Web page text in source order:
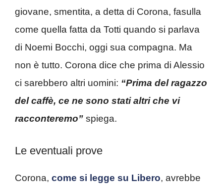
giovane, smentita, a detta di Corona, fasulla
come quella fatta da Totti quando si parlava
di Noemi Bocchi, oggi sua compagna. Ma
non è tutto. Corona dice che prima di Alessio
ci sarebbero altri uomini: “Prima del ragazzo
del caffè, ce ne sono stati altri che vi
racconteremo” spiega.
Le eventuali prove
Corona, come si legge su Libero, avrebbe